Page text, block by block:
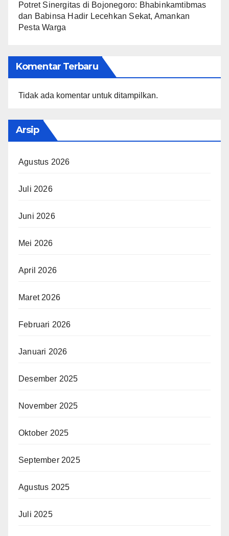
​Potret Sinergitas di Bojonegoro: Bhabinkamtibmas
dan Babinsa Hadir Lecehkan Sekat, Amankan
Pesta Warga
Komentar Terbaru
Tidak ada komentar untuk ditampilkan.
Arsip
Agustus 2026
Juli 2026
Juni 2026
Mei 2026
April 2026
Maret 2026
Februari 2026
Januari 2026
Desember 2025
November 2025
Oktober 2025
September 2025
Agustus 2025
Juli 2025